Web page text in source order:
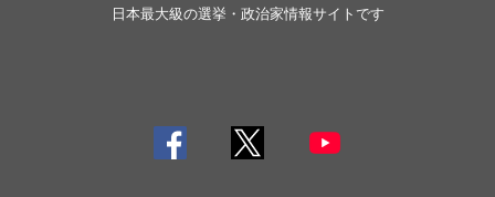
日本最大級の選挙・政治家情報サイトです